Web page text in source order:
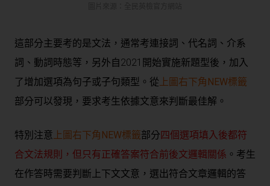
這部分主要考的是文法，通常考連接詞、代名詞、介系
詞、動詞時態等，另外自2021開始實施新題型後，加入
了增加選項為句子或子句類型。從 上圖右下角NEW標籤
部分可以發現，要求考生依據文意來判斷最佳解。
特別注意 上圖右下角NEW標籤部分四個選項填入後都符
合文法規則，但只有正確答案符合前後文邏輯關係 。考生
在作答時需要判斷上下文文意，選出符合文章邏輯的答